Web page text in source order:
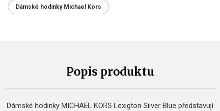
Dámské hodinky Michael Kors
Popis produktu
Dámské hodinky MICHAEL KORS Lexigton Silver Blue představují